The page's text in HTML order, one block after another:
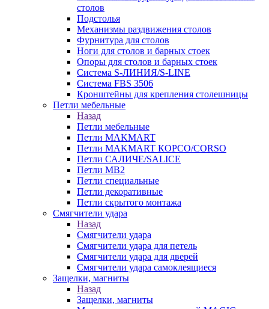
столов
Подстолья
Механизмы раздвижения столов
Фурнитура для столов
Ноги для столов и барных стоек
Опоры для столов и барных стоек
Система S-ЛИНИЯ/S-LINE
Система FBS 3506
Кронштейны для крепления столешницы
Петли мебельные
Назад
Петли мебельные
Петли MAKMART
Петли MAKMART КОРСО/CORSO
Петли САЛИЧЕ/SALICE
Петли MB2
Петли специальные
Петли декоративные
Петли скрытого монтажа
Смягчители удара
Назад
Смягчители удара
Смягчители удара для петель
Смягчители удара для дверей
Cмягчители удара самоклеящиеся
Защелки, магниты
Назад
Защелки, магниты